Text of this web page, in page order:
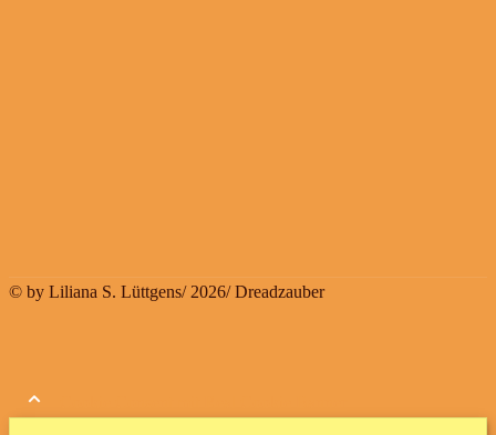
© by Liliana S. Lüttgens/ 2026/ Dreadzauber